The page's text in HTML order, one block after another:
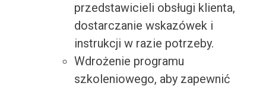
przedstawicieli obsługi klienta,
dostarczanie wskazówek i
instrukcji w razie potrzeby.
Wdrożenie programu
szkoleniowego, aby zapewnić